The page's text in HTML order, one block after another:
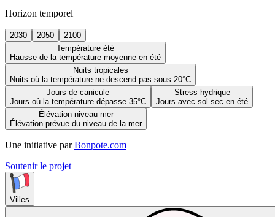
Horizon temporel
2030 2050
2100
Température été
Hausse de la température moyenne en été
Nuits tropicales
Nuits où la température ne descend pas sous 20°C
Jours de canicule
Jours où la température dépasse 35°C
Stress hydrique
Jours avec sol sec en été
Élévation niveau mer
Élévation prévue du niveau de la mer
Une initiative par Bonpote.com
Soutenir le projet
Villes